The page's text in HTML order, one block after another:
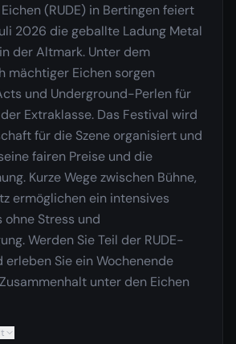
(RUDE) in Bertingen feiert
2026 die geballte Ladung Metal
der Altmark. Unter dem
mächtiger Eichen sorgen
und Underground-Perlen für
Extraklasse. Das Festival wird
für die Szene organisiert und
fairen Preise und die
Kurze Wege zwischen Bühne,
ermöglichen ein intensives
Stress und
Werden Sie Teil der RUDE-
Sie ein Wochenende
unter den Eichen